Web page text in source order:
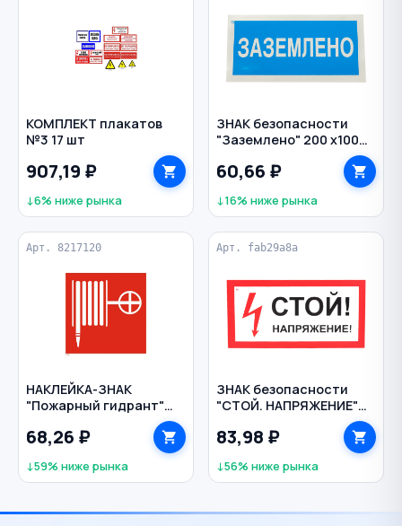
КОМПЛЕКТ плакатов
№3 17 шт
907,19 ₽
↓6% ниже рынка
ЗНАК безопасности
"Заземлено" 200 х100
60,66 ₽
↓16% ниже рынка
Арт. 8217120
НАКЛЕЙКА-ЗНАК
"Пожарный гидрант"
68,26 ₽
↓59% ниже рынка
Арт. fab29a8a
ЗНАК безопасности
"СТОЙ. НАПРЯЖЕНИЕ"
83,98 ₽
↓56% ниже рынка